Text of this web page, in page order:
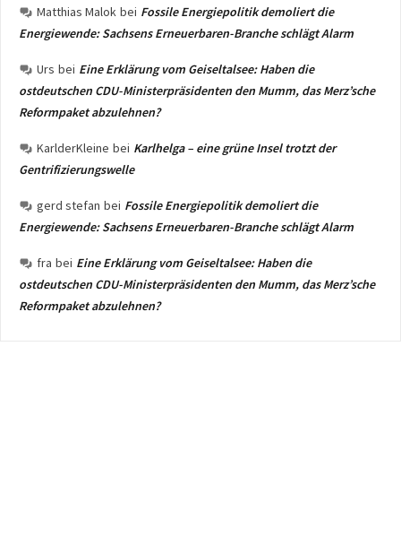
Matthias Malok bei Fossile Energiepolitik demoliert die
Energiewende: Sachsens Erneuerbaren-Branche schlägt Alarm
Urs bei Eine Erklärung vom Geiseltalsee: Haben die
ostdeutschen CDU-Ministerpräsidenten den Mumm, das Merz’sche
Reformpaket abzulehnen?
KarlderKleine bei Karlhelga – eine grüne Insel trotzt der
Gentrifizierungswelle
gerd stefan bei Fossile Energiepolitik demoliert die
Energiewende: Sachsens Erneuerbaren-Branche schlägt Alarm
fra bei Eine Erklärung vom Geiseltalsee: Haben die
ostdeutschen CDU-Ministerpräsidenten den Mumm, das Merz’sche
Reformpaket abzulehnen?